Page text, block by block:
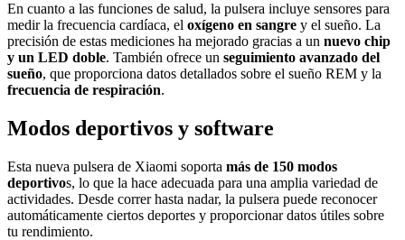
En cuanto a las funciones de salud, la pulsera incluye sensores para
medir la frecuencia cardíaca, el oxígeno en sangre y el sueño. La
precisión de estas mediciones ha mejorado gracias a un nuevo chip
y un LED doble. También ofrece un seguimiento avanzado del
sueño, que proporciona datos detallados sobre el sueño REM y la
frecuencia de respiración.
Modos deportivos y software
Esta nueva pulsera de Xiaomi soporta más de 150 modos
deportivos, lo que la hace adecuada para una amplia variedad de
actividades. Desde correr hasta nadar, la pulsera puede reconocer
automáticamente ciertos deportes y proporcionar datos útiles sobre
tu rendimiento.